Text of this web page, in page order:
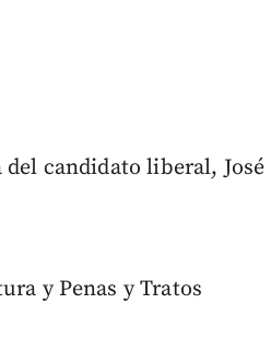
candidato liberal, José
y Penas y Tratos